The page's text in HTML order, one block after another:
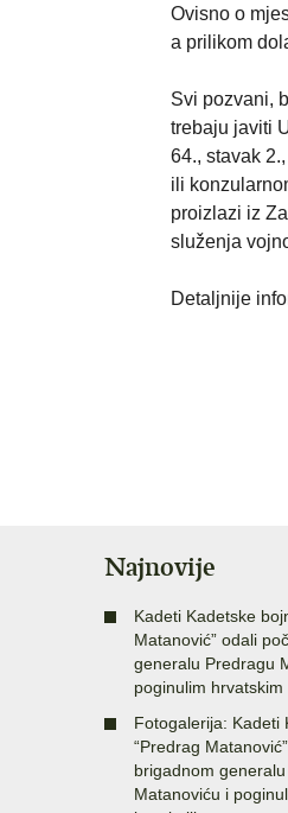
Ovisno o
a prilikom
Svi pozvani,
trebaju javiti
64., stavak
ili
proizlazi iz
služenja
Detaljnije
Najnovije
Kadeti Kadetske
Matanović” odali
generalu Predragu
poginulim hrvatskim
Fotogalerija: Kadeti
“Predrag
brigadnom
Matanoviću i